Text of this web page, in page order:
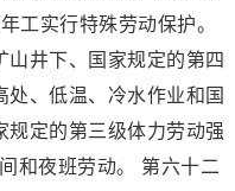
工实行特殊劳动保护。
井下、国家规定的第四
、低温、冷水作业和国
规定的第三级体力劳动强
和夜班劳动。 第六十二